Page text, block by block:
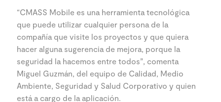
“CMASS Mobile es una herramienta tecnológica
que puede utilizar cualquier persona de la
compañía que visite los proyectos y que quiera
hacer alguna sugerencia de mejora, porque la
seguridad la hacemos entre todos”, comenta
Miguel Guzmán, del equipo de Calidad, Medio
Ambiente, Seguridad y Salud Corporativo y quien
está a cargo de la aplicación.